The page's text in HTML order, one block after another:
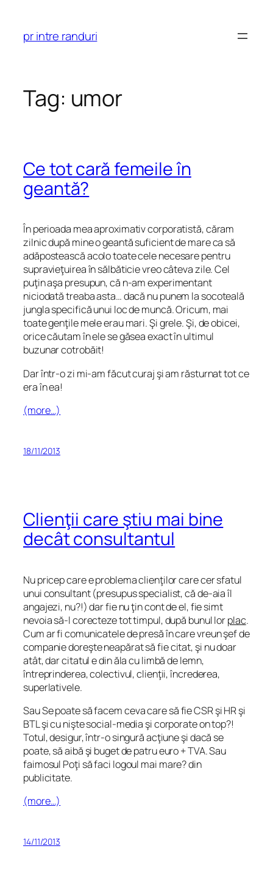
content
pr intre randuri
Tag: umor
Ce tot cară femeile în
geantă?
În perioada mea aproximativ corporatistă, căram
zilnic după mine o geantă suficient de mare ca să
adăpostească acolo toate cele necesare pentru
supravieţuirea în sălbăticie vreo câteva zile. Cel
puţin aşa presupun, că n-am experimentant
niciodată treaba asta… dacă nu punem la socoteală
jungla specifică unui loc de muncă. Oricum, mai
toate genţile mele erau mari. Şi grele. Şi, de obicei,
orice căutam în ele se găsea exact în ultimul
buzunar cotrobăit!
Dar într-o zi mi-am făcut curaj şi am răsturnat tot ce
era în ea!
(more…)
18/11/2013
Clienţii care ştiu mai bine
decât consultantul
Nu pricep care e problema clienţilor care cer sfatul
unui consultant (presupus specialist, că de-aia îl
angajezi, nu?!) dar fie nu ţin cont de el, fie simt
nevoia să-l corecteze tot timpul, după bunul lorplac.
Cum ar fi comunicatele de presă în care vreun şef de
companie doreşte neapărat să fie citat, şi nu doar
atât, dar citatul e din ăla cu limbă de lemn,
întreprinderea, colectivul, clienţii, încrederea,
superlativele.
SauSe poate să facem ceva care să fie CSR şi HR şi
BTL şi cu nişte social-media şi corporate on top?!
Totul, desigur, într-o singură acţiune şi dacă se
poate, să aibă şi buget de patru euro + TVA. Sau
faimosul Poţi să faci logoul mai mare?din
publicitate.
(more…)
14/11/2013